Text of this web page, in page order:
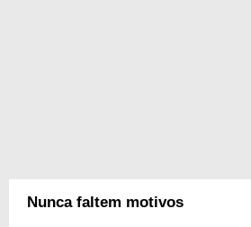
Nunca faltem motivos